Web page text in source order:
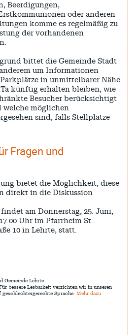
Search
Beerdigungen,
oder anderen
komme es regelmäßig zu
der vorhandenen
bittet die Gemeinde Stadt
um Informationen
in unmittelbarer Nähe
künftig erhalten bleiben, wie
Besucher berücksichtigt
welche möglichen
sind, falls Stellplätze
Fragen und
bietet die Möglichkeit, diese
direkt in die Diskussion
am Donnerstag, 25. Juni,
Uhr im Pfarrheim St.
10 in Lehrte, statt.
Gemeinde Lehrte
bessere Lesbarkeit verzichten wir in unseren
geschlechtergerechte Sprache. Mehr dazu